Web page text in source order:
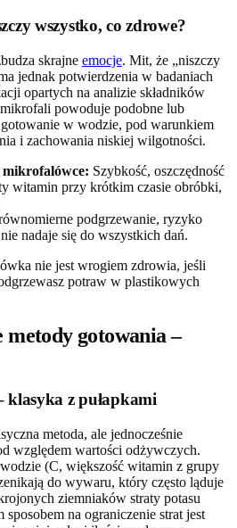
wszystko, co zdrowe?
skrajne emocje. Mit, że „niszczy
jednak potwierdzenia w badaniach
opartych na analizie składników
powoduje podobne lub
w wodzie, pod warunkiem
i zachowania niskiej wilgotności.
Szybkość, oszczędność
witamin przy krótkim czasie obróbki,
podgrzewanie, ryzyko
nadaje się do wszystkich dań.
nie jest wrogiem zdrowia, jeśli
potraw w plastikowych
gotowania –
klasyka z pułapkami
metoda, ale jednocześnie
względem wartości odżywczych.
(C, większość witamin z grupy
do wywaru, który często ląduje
ziemniaków straty potasu
na ograniczenie strat jest